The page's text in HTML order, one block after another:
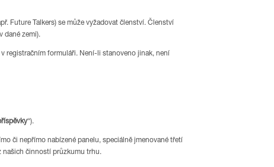
Future Talkers) se může vyžadovat členství. Členství
dané zemi).
registračním formuláři. Není-li stanoveno jinak, není
“).
či nepřímo nabízené panelu, speciálně jmenované třetí
našich činností průzkumu trhu.